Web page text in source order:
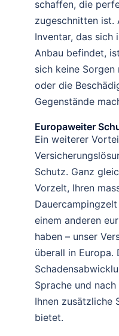
schaffen, die
zugeschnitten ist.
Inventar, das sich
Anbau befindet,
sich keine Sorgen
oder die
Gegenstände
Europaweiter
Ein weiterer
Schutz. Ganz
Vorzelt, Ihren
einem anderen
haben – unser
überall in Europa.
Sprache und
Ihnen zusätzliche
bietet.